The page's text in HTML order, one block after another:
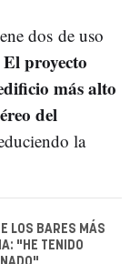
dos de uso
El proyecto
más alto
del
la
LOS BARES MÁS
"HE TENIDO